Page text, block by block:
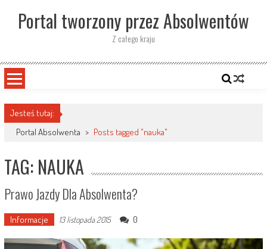
contentPortal tworzony przez Absolwentów
Z całego kraju
Jesteś tutaj:
Portal Absolwenta > Posts tagged "nauka"
TAG: NAUKA
Prawo Jazdy Dla Absolwenta?
Informacje 13 listopada 2015 0